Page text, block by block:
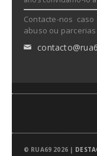
Contacte-nos
abuso ou
✉
© RUA69 2026 |